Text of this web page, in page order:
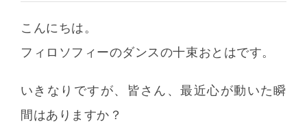
こんにちは。
フィロソフィーのダンスの十束おとはです。
いきなりですが、皆さん、最近心が動いた瞬
間はありますか？